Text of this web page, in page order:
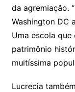
da agremiação.
Washington DC
Uma escola
patrimônio
muitíssima
Lucrecia